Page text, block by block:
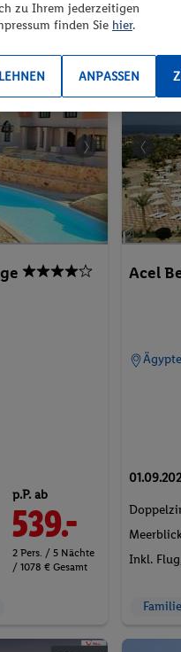
Pauschalreise
p.P. ab
539.-
2 Pers. / 5 Nächte
/ 1078 € Gesamt
Acel
Inkl.
zu Ihrem jederzeitigen
finden Sie hier.
ANPASSEN